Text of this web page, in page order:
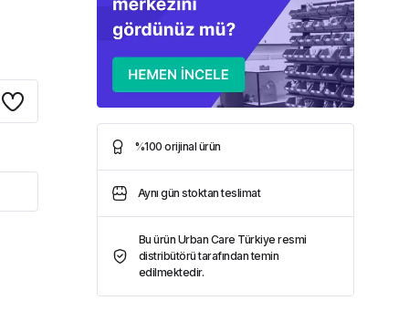
%100 orijinal ürün
Aynı gün stoktan teslimat
Bu ürün Urban Care Türkiye resmi
distribütörü tarafından temin
edilmektedir.